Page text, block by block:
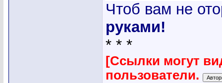
Чтоб вам не
руками!
* * *
[Ссылки могут
пользователи.